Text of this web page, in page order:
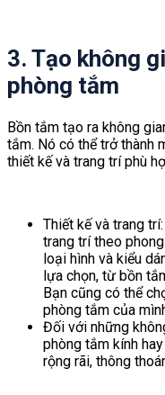
3. Tạo không
phòng tắm
Bồn tắm tạo ra không
tắm. Nó có thể trở thành
thiết kế và trang trí phù
Thiết kế và trang
trang trí theo
loại hình và kiểu
lựa chọn, từ bồn
Bạn cũng có thể
phòng tắm của
Đối với những
phòng tắm kính
rộng rãi, thông